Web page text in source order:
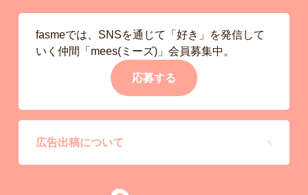
fasmeでは、SNSを通じて「好き」を発信して
いく仲間「mees(ミーズ)」会員募集中。
応募する
広告出稿について